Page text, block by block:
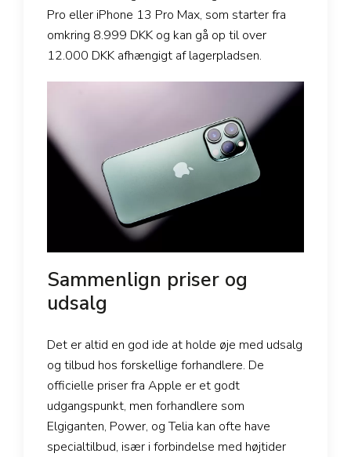
Pro eller iPhone 13 Pro Max, som starter fra
omkring 8.999 DKK og kan gå op til over
12.000 DKK afhængigt af lagerpladsen.
Sammenlign priser og
udsalg
Det er altid en god ide at holde øje med udsalg
og tilbud hos forskellige forhandlere. De
officielle priser fra Apple er et godt
udgangspunkt, men forhandlere som
Elgiganten, Power, og Telia kan ofte have
specialtilbud, især i forbindelse med højtider